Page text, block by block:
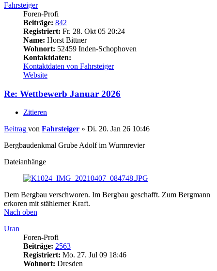
Fahrsteiger
Foren-Profi
Beiträge: 842
Registriert: Fr. 28. Okt 05 20:24
Name: Horst Bittner
Wohnort: 52459 Inden-Schophoven
Kontaktdaten:
Kontaktdaten von Fahrsteiger
Website
Re: Wettbewerb Januar 2026
Zitieren
Beitrag von Fahrsteiger » Di. 20. Jan 26 10:46
Bergbaudenkmal Grube Adolf im Wurmrevier
Dateianhänge
Dem Bergbau verschworen. Im Bergbau geschafft. Zum Bergmann
erkoren mit stählerner Kraft.
Nach oben
Uran
Foren-Profi
Beiträge: 2563
Registriert: Mo. 27. Jul 09 18:46
Wohnort: Dresden